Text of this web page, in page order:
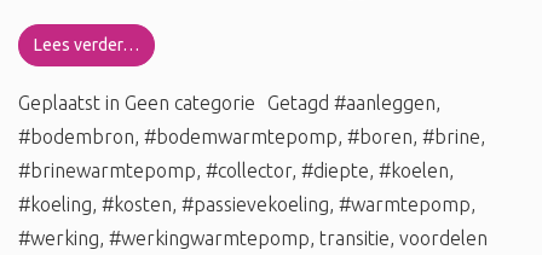
Lees verder…
Geplaatst in Geen categorie Getagd #aanleggen,
#bodembron, #bodemwarmtepomp, #boren, #brine,
#brinewarmtepomp, #collector, #diepte, #koelen,
#koeling, #kosten, #passievekoeling, #warmtepomp,
#werking, #werkingwarmtepomp, transitie, voordelen